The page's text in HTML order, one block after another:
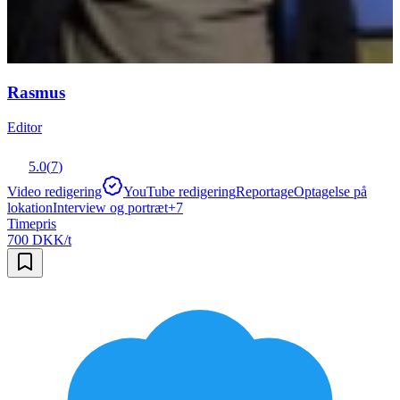
Rasmus
Editor
5.0(7)
Video redigering
YouTube redigeringReportageOptagelse på
lokationInterview og portræt+7
Timepris
700 DKK/t